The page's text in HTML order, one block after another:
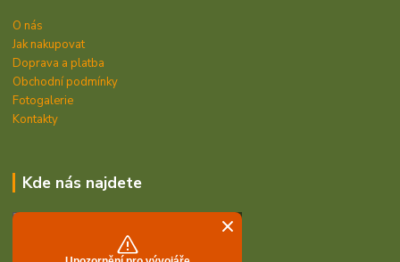
O nás
Jak nakupovat
Doprava a platba
Obchodní podmínky
Fotogalerie
Kontakty
Kde nás najdete